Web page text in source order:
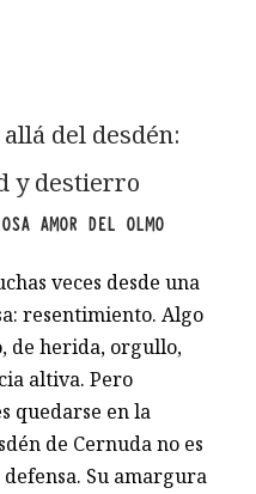
del desdén:
y destierro
AMOR DEL OLMO
veces desde una
resentimiento. Algo
de herida, orgullo,
altiva. Pero
quedarse en la
de Cernuda no es
defensa. Su amargura